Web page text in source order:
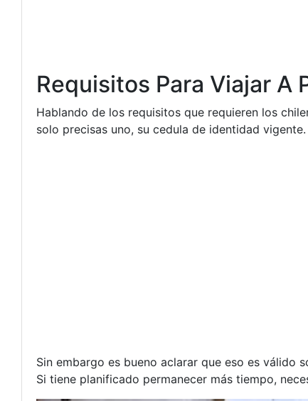
Requisitos Para Viajar A
Hablando de los requisitos que requieren los
solo precisas uno, su cedula de identidad vigente.
Sin embargo es bueno aclarar que eso es
Si tiene planificado permanecer más tiempo,